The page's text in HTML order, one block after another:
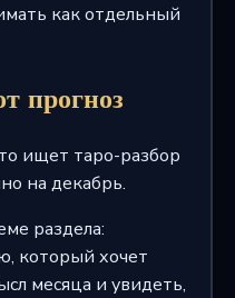
как отдельный
прогноз
ищет таро-разбор
на декабрь.
раздела:
который хочет
месяца и увидеть,